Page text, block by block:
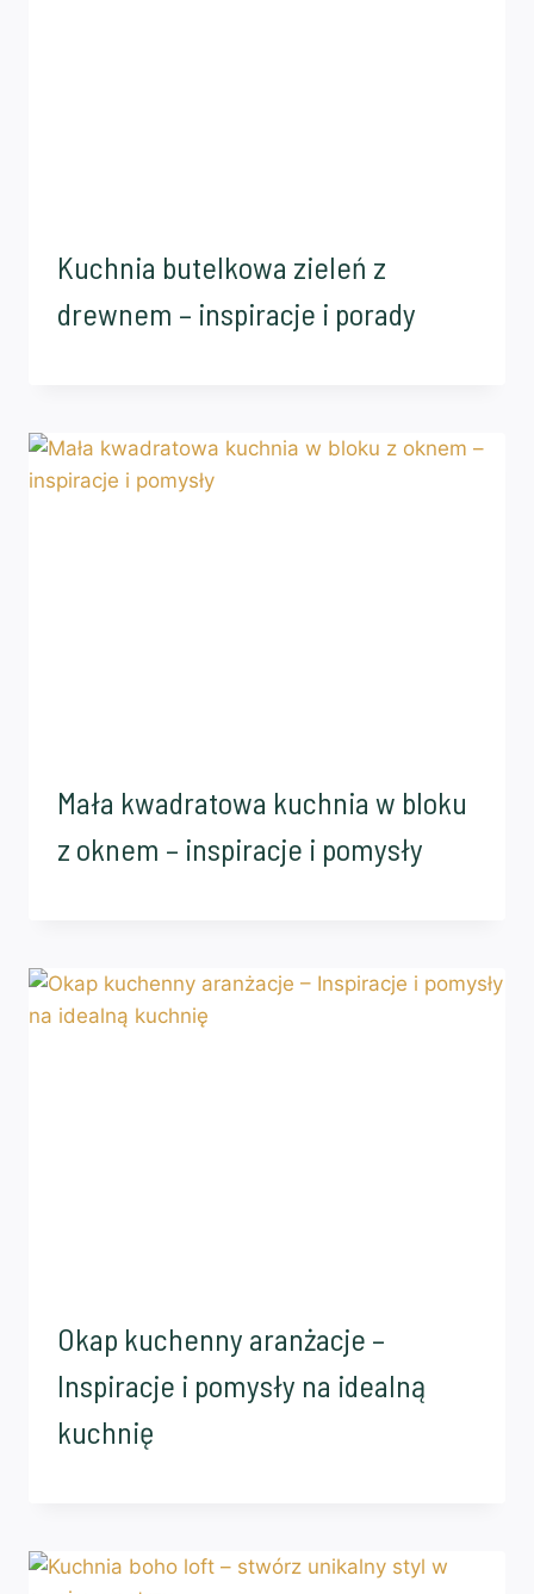
Kuchnia butelkowa zieleń z
drewnem – inspiracje i porady
Mała kwadratowa kuchnia w bloku
z oknem – inspiracje i pomysły
Okap kuchenny aranżacje –
Inspiracje i pomysły na idealną
kuchnię